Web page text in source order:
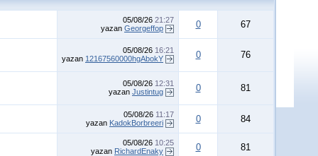
05/08/26 21:27
yazan Georgeffop 0 67
05/08/26 16:21
yazan 12167560000hgAbokY 0 76
05/08/26 12:31
yazan Justintug 0 81
05/08/26 11:17
yazan KadokBorbreeri 0 84
05/08/26 10:25
yazan RichardEnaky 0 81